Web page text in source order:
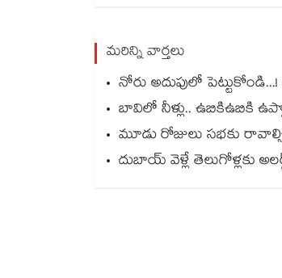
మరిన్ని వార్తలు
నోరు అదుపులో
బావిలో నీళ్లు.. ఉబికిఉబికి
మూడు రోజులు సభకు
దుబాయ్ వెళ్లే తెలుగోళ్లకు